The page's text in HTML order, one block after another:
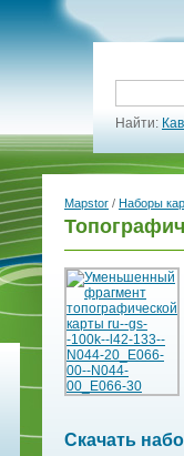
Найти:
Mapstor / Наборы
Скачать